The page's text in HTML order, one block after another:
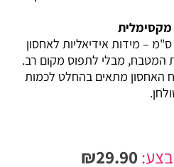
מקסימלית
גודל המיכל הינו 9.5 על 9.5 ס"מ – מידות אידיאליות לאחסון
המטבח, מבלי לתפוס מקום רב.
האחסון מתאים בהחלט לכמות
₪29.90